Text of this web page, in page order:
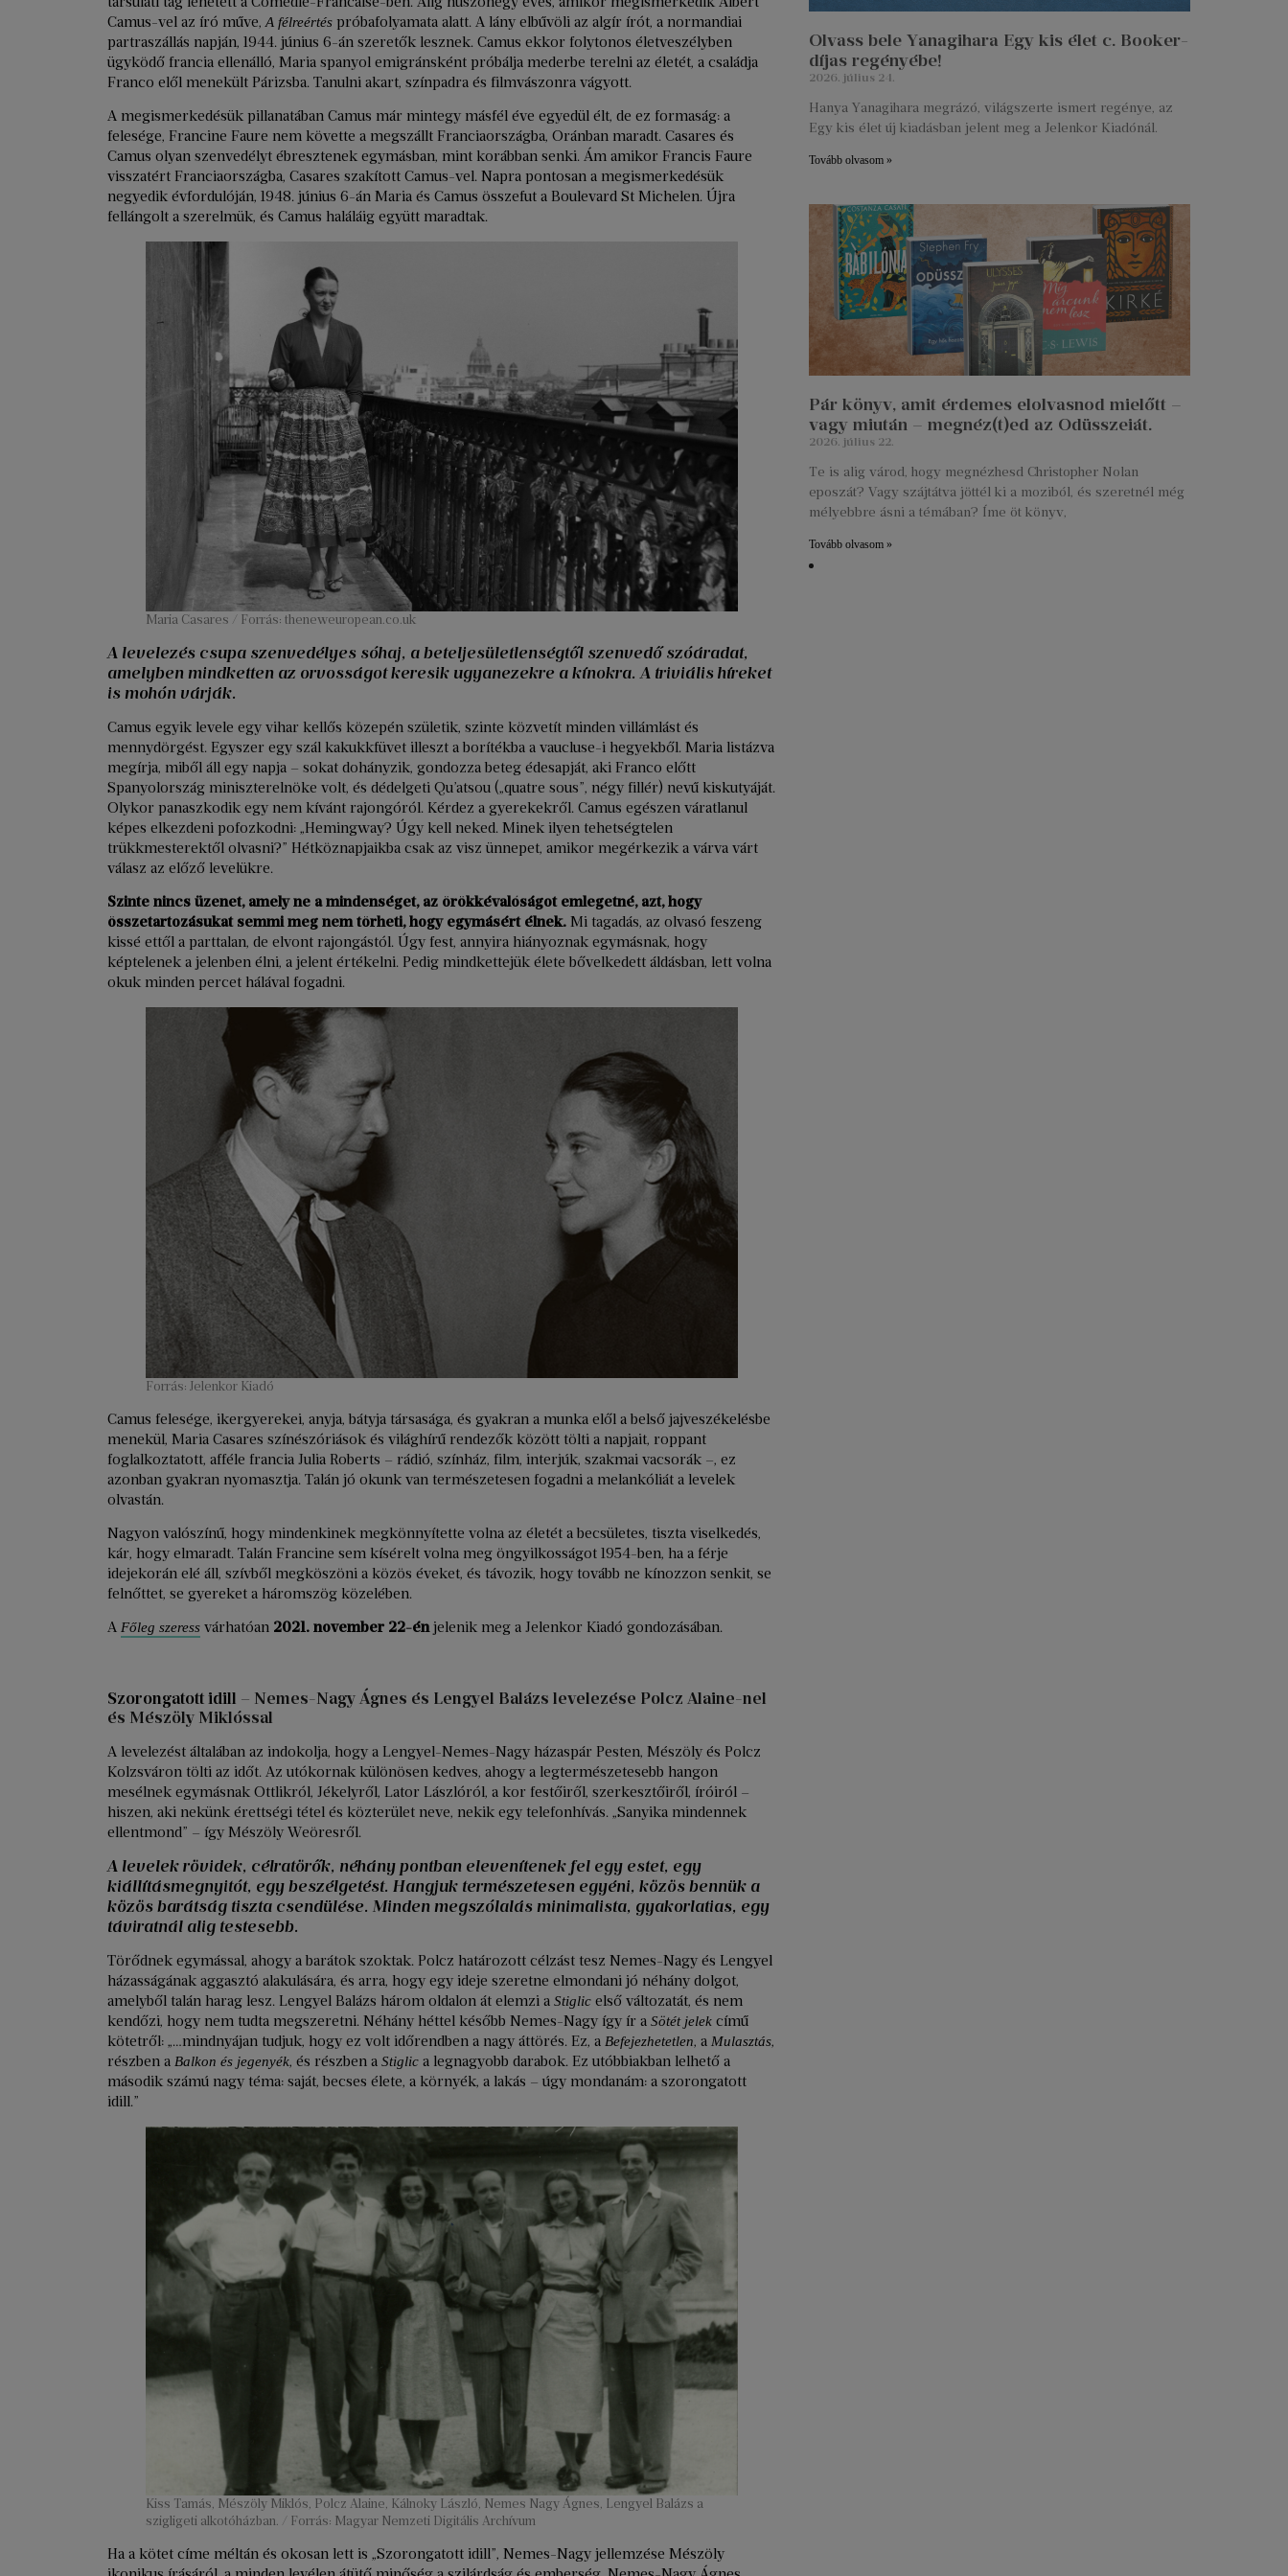
Camus-vel az író műve,A félreértés próbafolyamata alatt. A lány elbűvöli az algír írót, a normandiai
partraszállás napján, 1944. június 6-án szeretők lesznek. Camus ekkor folytonos életveszélyben
ügyködő francia ellenálló, Maria spanyol emigránsként próbálja mederbe terelni az életét, a családja
Franco elől menekült Párizsba. Tanulni akart, színpadra és filmvászonra vágyott.
A megismerkedésük pillanatában Camus már mintegy másfél éve egyedül élt, de ez formaság: a
felesége, Francine Faure nem követte a megszállt Franciaországba, Oránban maradt. Casares és
Camus olyan szenvedélyt ébresztenek egymásban, mint korábban senki. Ám amikor Francis Faure
visszatért Franciaországba, Casares szakított Camus-vel. Napra pontosan a megismerkedésük
negyedik évfordulóján, 1948. június 6-án Maria és Camus összefut a Boulevard St Michelen. Újra
fellángolt a szerelmük, és Camus haláláig együtt maradtak.
Maria Casares / Forrás: theneweuropean.co.uk
A levelezés csupa szenvedélyes sóhaj, a beteljesületlenségtől szenvedő szóáradat,
amelyben mindketten az orvosságot keresik ugyanezekre a kínokra. A triviális híreket
is mohón várják.
Camus egyik levele egy vihar kellős közepén születik, szinte közvetít minden villámlást és
mennydörgést. Egyszer egy szál kakukkfüvet illeszt a borítékba a vaucluse-i hegyekből. Maria listázva
megírja, miből áll egy napja – sokat dohányzik, gondozza beteg édesapját, aki Franco előtt
Spanyolország miniszterelnöke volt, és dédelgeti Qu’atsou („quatre sous”, négy fillér) nevű kiskutyáját.
Olykor panaszkodik egy nem kívánt rajongóról. Kérdez a gyerekekről. Camus egészen váratlanul
képes elkezdeni pofozkodni: „Hemingway? Úgy kell neked. Minek ilyen tehetségtelen
trükkmesterektől olvasni?” Hétköznapjaikba csak az visz ünnepet, amikor megérkezik a várva várt
válasz az előző levelükre.
Szinte nincs üzenet, amely ne a mindenséget, az örökkévalóságot emlegetné, azt, hogy
összetartozásukat semmi meg nem törheti, hogy egymásért élnek. Mi tagadás, az olvasó feszeng
kissé ettől a parttalan, de elvont rajongástól. Úgy fest, annyira hiányoznak egymásnak, hogy
képtelenek a jelenben élni, a jelent értékelni. Pedig mindkettejük élete bővelkedett áldásban, lett volna
okuk minden percet hálával fogadni.
Forrás: Jelenkor Kiadó
Camus felesége, ikergyerekei, anyja, bátyja társasága, és gyakran a munka elől a belső jajveszékelésbe
menekül, Maria Casares színészóriások és világhírű rendezők között tölti a napjait, roppant
foglalkoztatott, afféle francia Julia Roberts – rádió, színház, film, interjúk, szakmai vacsorák –, ez
azonban gyakran nyomasztja. Talán jó okunk van természetesen fogadni a melankóliát a levelek
olvastán.
Nagyon valószínű, hogy mindenkinek megkönnyítette volna az életét a becsületes, tiszta viselkedés,
kár, hogy elmaradt. Talán Francine sem kísérelt volna meg öngyilkosságot 1954-ben, ha a férje
idejekorán elé áll, szívből megköszöni a közös éveket, és távozik, hogy tovább ne kínozzon senkit, se
felnőttet, se gyereket a háromszög közelében.
A Főleg szeress várhatóan 2021. november 22-énjelenik meg a Jelenkor Kiadó gondozásában.
Szorongatott idill – Nemes-Nagy Ágnes és Lengyel Balázs levelezése Polcz Alaine-nel
és Mészöly Miklóssal
A levelezést általában az indokolja, hogy a Lengyel-Nemes-Nagy házaspár Pesten, Mészöly és Polcz
Kolzsváron tölti az időt. Az utókornak különösen kedves, ahogy a legtermészetesebb hangon
mesélnek egymásnak Ottlikról, Jékelyről, Lator Lászlóról, a kor festőiről, szerkesztőiről, íróiról –
hiszen, aki nekünk érettségi tétel és közterület neve, nekik egy telefonhívás. „Sanyika mindennek
ellentmond” – így Mészöly Weöresről.
A levelek rövidek, célratörők, néhány pontban elevenítenek fel egy estet, egy
kiállításmegnyitót, egy beszélgetést. Hangjuk természetesen egyéni, közös bennük a
közös barátság tiszta csendülése. Minden megszólalás minimalista, gyakorlatias, egy
táviratnál alig testesebb.
Törődnek egymással, ahogy a barátok szoktak. Polcz határozott célzást tesz Nemes-Nagy és Lengyel
házasságának aggasztó alakulására, és arra, hogy egy ideje szeretne elmondani jó néhány dolgot,
amelyből talán harag lesz. Lengyel Balázs három oldalon át elemzi a Stiglic első változatát, és nem
kendőzi, hogy nem tudta megszeretni. Néhány héttel később Nemes-Nagy így ír a Sötét jelek című
kötetről: „…mindnyájan tudjuk, hogy ez volt időrendben a nagy áttörés. Ez, a Befejezhetetlen, a Mulasztás,
részben a Balkon és jegenyék, és részben a Stiglic a legnagyobb darabok. Ez utóbbiakban lelhető a
második számú nagy téma: saját, becses élete, a környék, a lakás – úgy mondanám: a szorongatott
idill.”
Kiss Tamás, Mészöly Miklós, Polcz Alaine, Kálnoky László, Nemes Nagy Ágnes, Lengyel Balázs a
szigligeti alkotóházban. / Forrás: Magyar Nemzeti Digitális Archívum
Ha a kötet címe méltán és okosan lett is „Szorongatott idill”, Nemes-Nagy jellemzése Mészöly
Olvass bele Yanagihara Egy kis élet c. Booker-
díjas regényébe!
2026. július 24.
Hanya Yanagihara megrázó, világszerte ismert regénye, az
Egy kis élet új kiadásban jelent meg a Jelenkor Kiadónál.
Tovább olvasom »
Pár könyv, amit érdemes elolvasnod mielőtt –
vagy miután – megnéz(t)ed az Odüsszeiát.
2026. július 22.
Te is alig várod, hogy megnézhesd Christopher Nolan
eposzát? Vagy szájtátva jöttél ki a moziból, és szeretnél még
mélyebbre ásni a témában? Íme öt könyv,
Tovább olvasom »